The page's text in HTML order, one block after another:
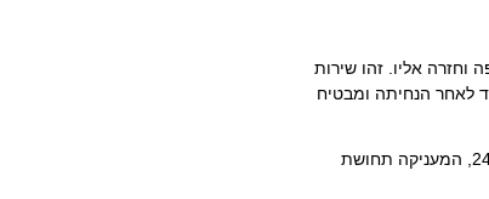
אליו. זהו שירות
לאחר הנחיתה ומבטיח
כמו ברוב המלונות בבירה, בכניסה למלון יש אבטחה 24/7, המעניקה תחושת